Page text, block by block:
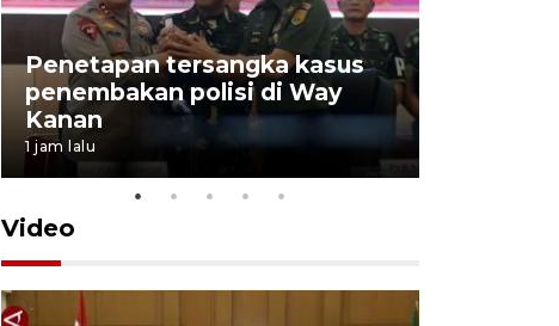
Penetapan tersangka kasus
penembakan polisi di Way
Kanan
1 jam lalu
Video